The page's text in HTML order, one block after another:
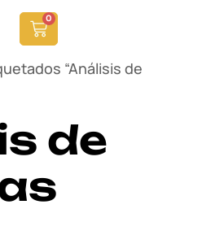
0
“Análisis de
de